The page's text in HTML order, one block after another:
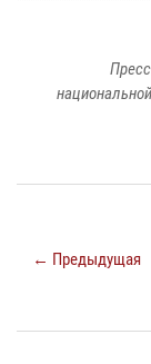
← Предыдущая